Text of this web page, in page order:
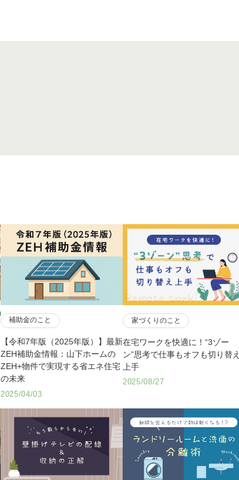
補助金のこと
【令和7年版（2025年版）】最新
ZEH補助金情報：山下ホームの
ZEH+物件で実現する省エネ住宅
の未来
2025/04/03
家づくりのこと
在宅ワークを快適に！“3ゾー
ン”思考で仕事もオフも切り替え
上手
2025/08/27